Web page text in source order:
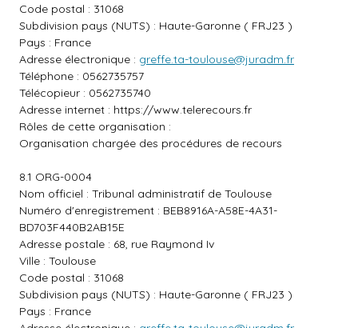
Code postal : 31068
Subdivision pays (NUTS) : Haute-Garonne ( FRJ23 )
Pays : France
Adresse électronique : greffe.ta-toulouse@juradm.fr
Téléphone : 0562735757
Télécopieur : 0562735740
Adresse internet : https://www.telerecours.fr
Rôles de cette organisation :
Organisation chargée des procédures de recours
8.1 ORG-0004
Nom officiel : Tribunal administratif de Toulouse
Numéro d'enregistrement : BEB8916A-A58E-4A31-
BD703F440B2AB15E
Adresse postale : 68, rue Raymond Iv
Ville : Toulouse
Code postal : 31068
Subdivision pays (NUTS) : Haute-Garonne ( FRJ23 )
Pays : France